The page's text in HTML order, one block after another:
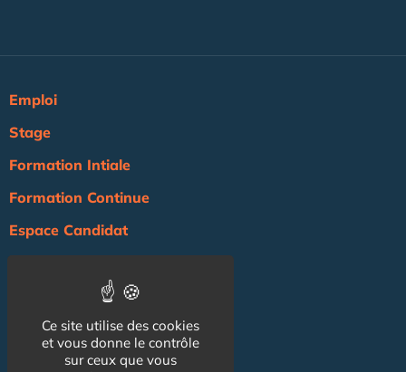
Emploi
Stage
Formation Intiale
Formation Continue
Espace Candidat
Agenda
NOS AUTRES SITES :
Ce site utilise des cookies
et vous donne le contrôle
sur ceux que vous